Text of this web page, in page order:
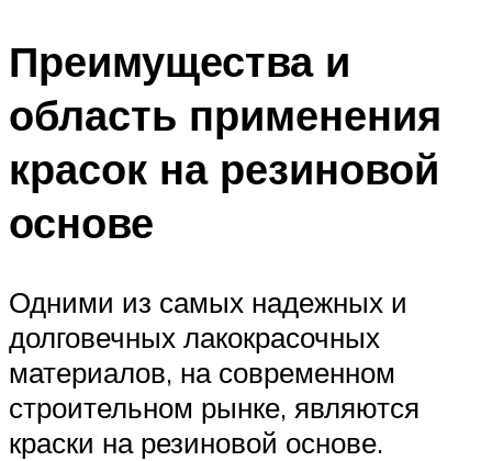
Преимущества и
область применения
красок на резиновой
основе
Одними из самых надежных и
долговечных лакокрасочных
материалов, на современном
строительном рынке, являются
краски на резиновой основе.